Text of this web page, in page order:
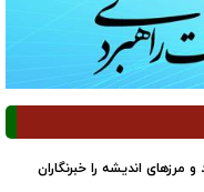
مرزهای اندیشه را خبرنگاران